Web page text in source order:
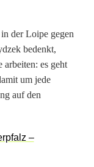
der Loipe gegen
bedenkt,
arbeiten: es geht
um jede
auf den